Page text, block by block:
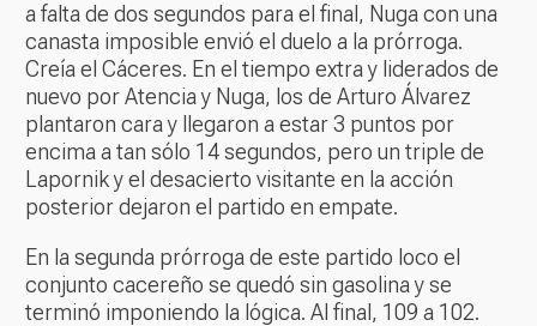
a falta de dos segundos para el final, Nuga con una
canasta imposible envió el duelo a la prórroga.
Creía el Cáceres. En el tiempo extra y liderados de
nuevo por Atencia y Nuga, los de Arturo Álvarez
plantaron cara y llegaron a estar 3 puntos por
encima a tan sólo 14 segundos, pero un triple de
Lapornik y el desacierto visitante en la acción
posterior dejaron el partido en empate.
En la segunda prórroga de este partido loco el
conjunto cacereño se quedó sin gasolina y se
terminó imponiendo la lógica. Al final, 109 a 102.